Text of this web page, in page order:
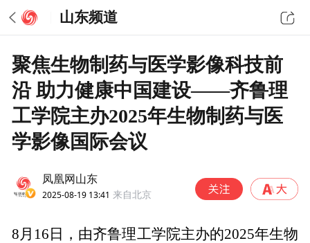
山东频道
聚焦生物制药与医学影像科技前
沿 助力健康中国建设——齐鲁理
工学院主办2025年生物制药与医
学影像国际会议
凤凰网山东
2025-08-19 13:41 来自北京
8月16日，由齐鲁理工学院主办的2025年生物